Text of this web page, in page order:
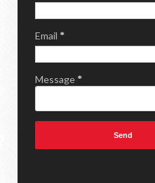
Email *
Message *